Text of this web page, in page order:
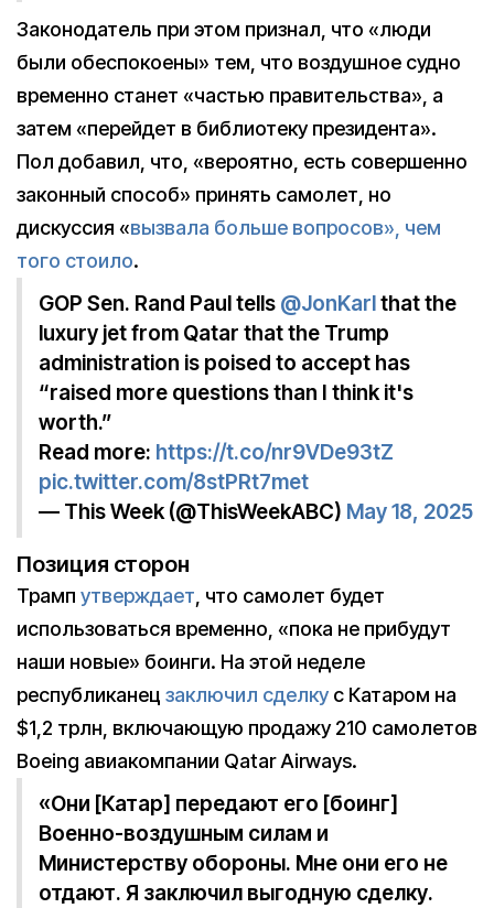
Законодатель при этом признал, что «люди
были обеспокоены» тем, что воздушное судно
временно станет «частью правительства», а
затем «перейдет в библиотеку президента».
Пол добавил, что, «вероятно, есть совершенно
законный способ» принять самолет, но
дискуссия «вызвала больше вопросов», чем
того стоило.
GOP Sen. Rand Paul tells @JonKarlthat the
luxury jet from Qatar that the Trump
administration is poised to accept has
“raised more questions than I think it's
worth.”
Read more: https://t.co/nr9VDe93tZ
pic.twitter.com/8stPRt7met
— This Week (@ThisWeekABC) May 18, 2025
Позиция сторон
Трамп утверждает, что самолет будет
использоваться временно, «пока не прибудут
наши новые» боинги. На этой неделе
республиканец заключил сделку с Катаром на
$1,2 трлн, включающую продажу 210 самолетов
Boeing авиакомпании Qatar Airways.
«Они [Катар] передают его [боинг]
Военно-воздушным силам и
Министерству обороны. Мне они его не
отдают. Я заключил выгодную сделку.